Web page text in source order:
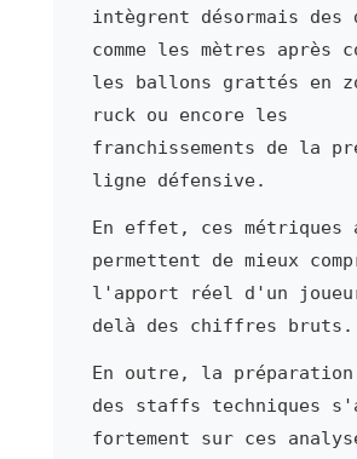
intègrent désormais des
comme les mètres après
les ballons grattés en
ruck ou encore les
franchissements de la
ligne défensive.
En effet, ces métriques
permettent de mieux
l'apport réel d'un
delà des chiffres bruts.
En outre, la préparation
des staffs techniques
fortement sur ces